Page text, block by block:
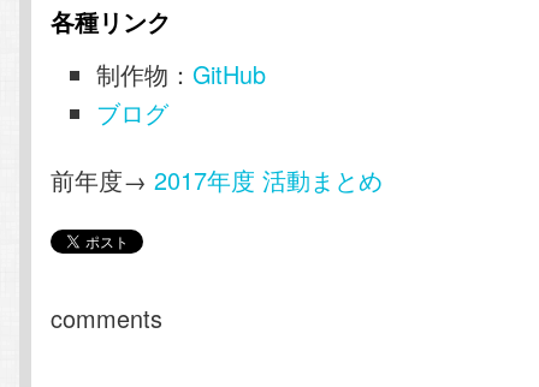
各種リンク
制作物： GitHub
ブログ
前年度→2017年度 活動まとめ
comments